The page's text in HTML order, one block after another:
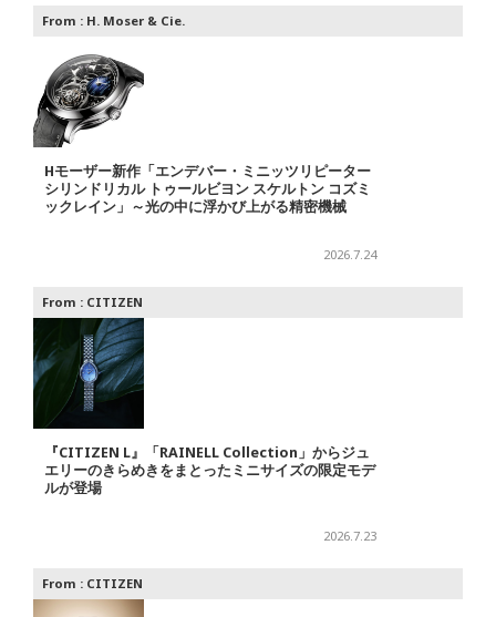
From : H. Moser & Cie.
Hモーザー新作「エンデバー・ミニッツリピーター
シリンドリカル トゥールビヨン スケルトン コズミ
ックレイン」～光の中に浮かび上がる精密機械
2026.7.24
From : CITIZEN
『CITIZEN L』「RAINELL Collection」からジュ
エリーのきらめきをまとったミニサイズの限定モデ
ルが登場
2026.7.23
From : CITIZEN